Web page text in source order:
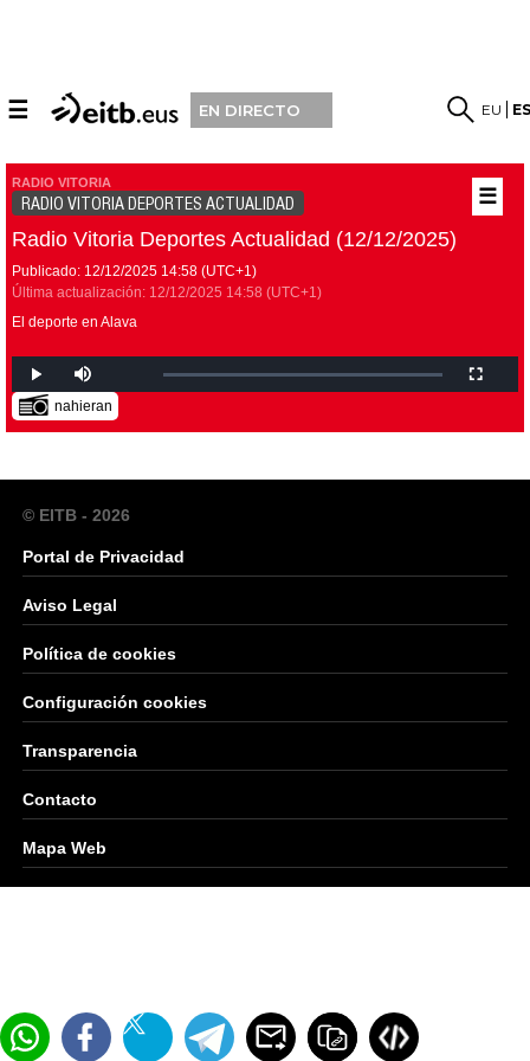
☰ EN DIRECTO EU
☰
RADIO VITORIA
RADIO VITORIA DEPORTES ACTUALIDAD
Radio Vitoria Deportes Actualidad (12/12/2025)
Publicado: 12/12/2025 14:58 (UTC+1)
Última actualización: 12/12/2025 14:58 (UTC+1)
El deporte en Alava
nahieran
© EITB - 2026
Portal de Privacidad
Aviso Legal
Política de cookies
Configuración cookies
Transparencia
Contacto
Mapa Web